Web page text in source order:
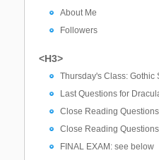
About Me
Followers
<H3>
Thursday's Class: Gothic
Last Questions for
Close Reading
Close Reading
FINAL EXAM: see below